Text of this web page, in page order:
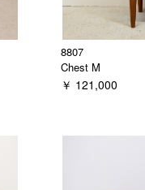
8807
Chest M
￥ 121,000